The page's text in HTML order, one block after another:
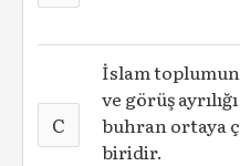
C
İslam
ve görüş
buhran ortaya
biridir.